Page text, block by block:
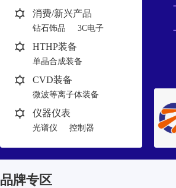
消费/新兴产品
钻石饰品 3C电子
HTHP装备
单晶合成装备
多晶合成装备
CVD装备
微波等离子体装备
热丝装备
仪器仪表
光谱仪 控制器
品牌专区